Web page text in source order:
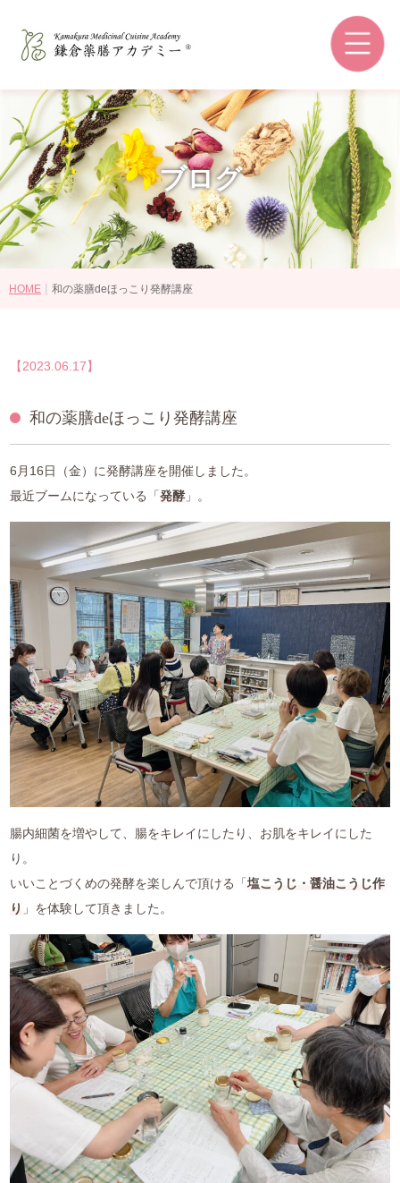
コースの選び方
講師紹介
認定資格・ライセンス認定教室
受講生の感想
認定資格について
中医薬膳営養師コース
プライベートレッスン
1day体験コース
和の薬膳®クラス
山内メソッドセミナー
特別講座
ご利用案内
アクセス
お仕事のご依頼
資料請求・お問合せ
会社情報
薬膳を知る
和の薬膳レシピ
薬膳コラム(miyaka)
オンラインショップ
ブログ
HOME | 和の薬膳deほっこり発酵講座
【2023.06.17】
和の薬膳deほっこり発酵講座
6月16日（金）に発酵講座を開催しました。
最近ブームになっている「発酵」。
腸内細菌を増やして、腸をキレイにしたり、お肌をキレイにした
り。
いいことづくめの発酵を楽しんで頂ける「塩こうじ・醤油こうじ作
り 」を体験して頂きました。